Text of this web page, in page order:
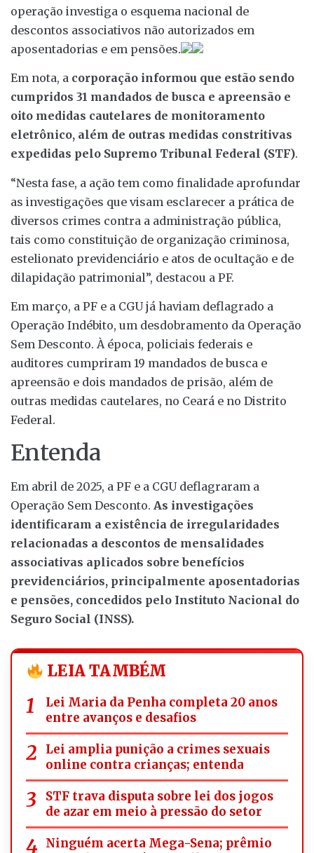
operação investiga o esquema nacional de
descontos associativos não autorizados em
aposentadorias e em pensões.
Em nota, a corporação informou que estão sendo
cumpridos 31 mandados de busca e apreensão e
oito medidas cautelares de monitoramento
eletrônico, além de outras medidas constritivas
expedidas pelo Supremo Tribunal Federal (STF).
“Nesta fase, a ação tem como finalidade aprofundar
as investigações que visam esclarecer a prática de
diversos crimes contra a administração pública,
tais como constituição de organização criminosa,
estelionato previdenciário e atos de ocultação e de
dilapidação patrimonial”, destacou a PF.
Em março, a PF e a CGU já haviam deflagrado a
Operação Indébito, um desdobramento da Operação
Sem Desconto. À época, policiais federais e
auditores cumpriram 19 mandados de busca e
apreensão e dois mandados de prisão, além de
outras medidas cautelares, no Ceará e no Distrito
Federal.
Entenda
Em abril de 2025, a PF e a CGU deflagraram a
Operação Sem Desconto. As investigações
identificaram a existência de irregularidades
relacionadas a descontos de mensalidades
associativas aplicados sobre benefícios
previdenciários, principalmente aposentadorias
e pensões, concedidos pelo Instituto Nacional do
Seguro Social (INSS).
LEIA TAMBÉM
Lei Maria da Penha completa 20 anos
entre avanços e desafios
Lei amplia punição a crimes sexuais
online contra crianças; entenda
STF trava disputa sobre lei dos jogos
de azar em meio à pressão do setor
Ninguém acerta Mega-Sena; prêmio